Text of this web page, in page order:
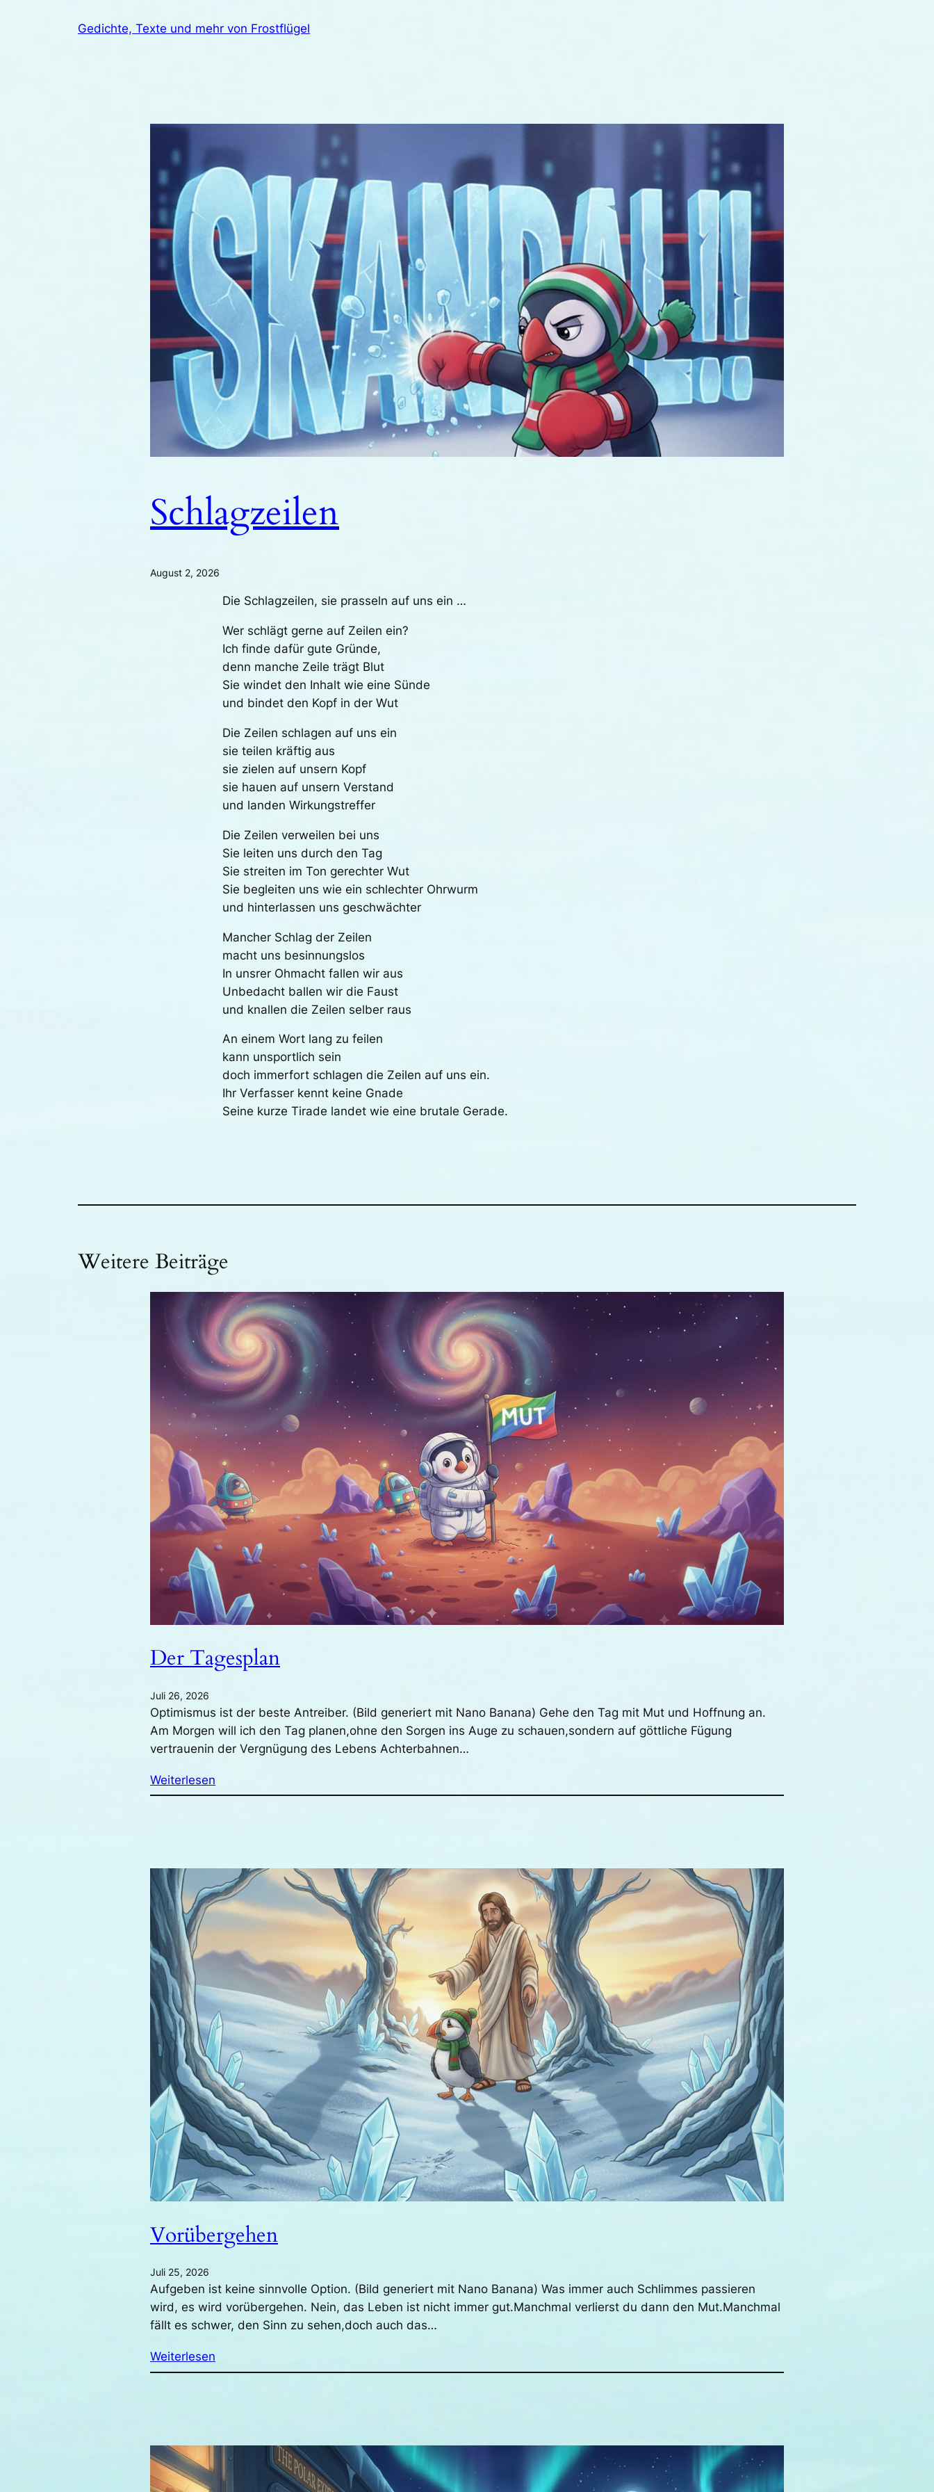
Gedichte, Texte und mehr von Frostflügel
Schlagzeilen
August 2, 2026
Die Schlagzeilen, sie prasseln auf uns ein …
Wer schlägt gerne auf Zeilen ein?
Ich finde dafür gute Gründe,
denn manche Zeile trägt Blut
Sie windet den Inhalt wie eine Sünde
und bindet den Kopf in der Wut
Die Zeilen schlagen auf uns ein
sie teilen kräftig aus
sie zielen auf unsern Kopf
sie hauen auf unsern Verstand
und landen Wirkungstreffer
Die Zeilen verweilen bei uns
Sie leiten uns durch den Tag
Sie streiten im Ton gerechter Wut
Sie begleiten uns wie ein schlechter Ohrwurm
und hinterlassen uns geschwächter
Mancher Schlag der Zeilen
macht uns besinnungslos
In unsrer Ohmacht fallen wir aus
Unbedacht ballen wir die Faust
und knallen die Zeilen selber raus
An einem Wort lang zu feilen
kann unsportlich sein
doch immerfort schlagen die Zeilen auf uns ein.
Ihr Verfasser kennt keine Gnade
Seine kurze Tirade landet wie eine brutale Gerade.
Weitere Beiträge
Der Tagesplan
Juli 26, 2026
Optimismus ist der beste Antreiber. (Bild generiert mit Nano Banana) Gehe den Tag mit Mut und Hoffnung an.
Am Morgen will ich den Tag planen,ohne den Sorgen ins Auge zu schauen,sondern auf göttliche Fügung
vertrauenin der Vergnügung des Lebens Achterbahnen…
Weiterlesen
Vorübergehen
Juli 25, 2026
Aufgeben ist keine sinnvolle Option. (Bild generiert mit Nano Banana) Was immer auch Schlimmes passieren
wird, es wird vorübergehen. Nein, das Leben ist nicht immer gut.Manchmal verlierst du dann den Mut.Manchmal
fällt es schwer, den Sinn zu sehen,doch auch das…
Weiterlesen